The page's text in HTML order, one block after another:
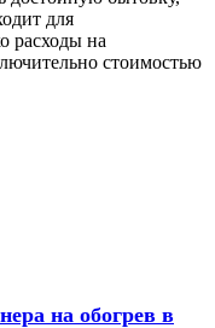
для
расходы на
стоимостью
на обогрев в